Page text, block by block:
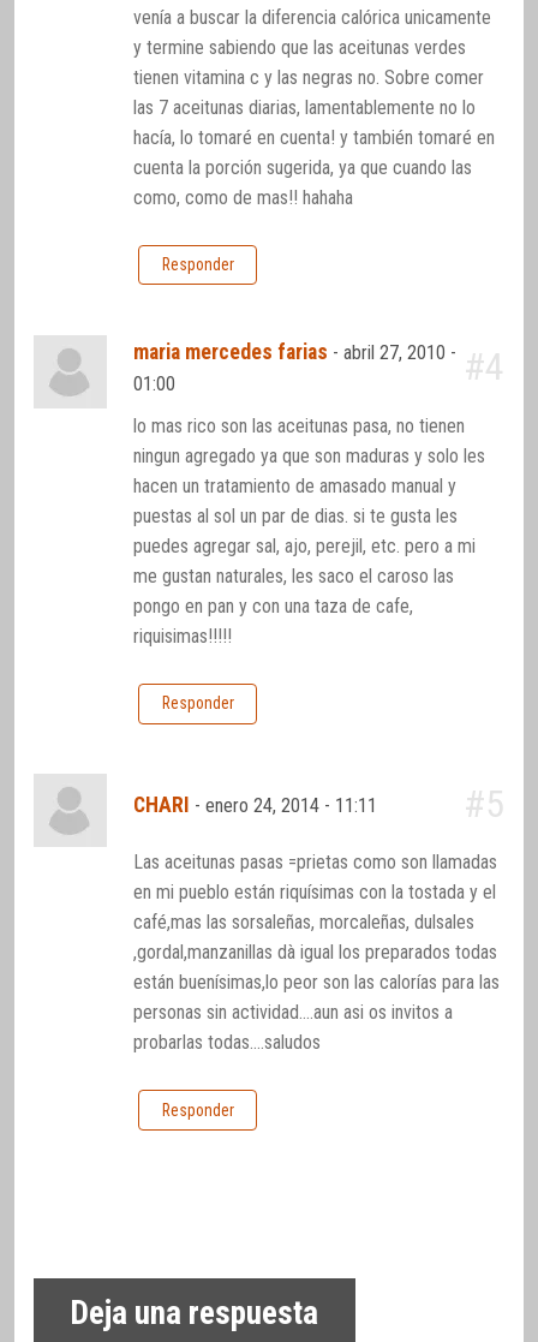
venía a buscar la diferencia calórica unicamente
y termine sabiendo que las aceitunas verdes
tienen vitamina c y las negras no. Sobre comer
las 7 aceitunas diarias, lamentablemente no lo
hacía, lo tomaré en cuenta! y también tomaré en
cuenta la porción sugerida, ya que cuando las
como, como de mas!! hahaha
Responder
maria mercedes farias -abril 27, 2010 -
01:00
#4
lo mas rico son las aceitunas pasa, no tienen
ningun agregado ya que son maduras y solo les
hacen un tratamiento de amasado manual y
puestas al sol un par de dias. si te gusta les
puedes agregar sal, ajo, perejil, etc. pero a mi
me gustan naturales, les saco el caroso las
pongo en pan y con una taza de cafe,
riquisimas!!!!!
Responder
CHARI -enero 24, 2014 - 11:11 #5
Las aceitunas pasas =prietas como son llamadas
en mi pueblo están riquísimas con la tostada y el
café,mas las sorsaleñas, morcaleñas, dulsales
,gordal,manzanillas dà igual los preparados todas
están buenísimas,lo peor son las calorías para las
personas sin actividad….aun asi os invitos a
probarlas todas….saludos
Responder
Deja una respuesta